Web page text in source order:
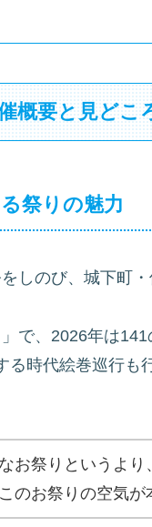
概要と見どこ
祭りの魅力
しのび、城下町
」で、2026年は141
る時代絵巻巡行も
お祭りというよ
のお祭りの空気が